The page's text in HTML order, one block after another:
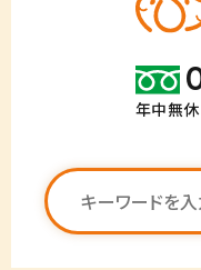
年中無休